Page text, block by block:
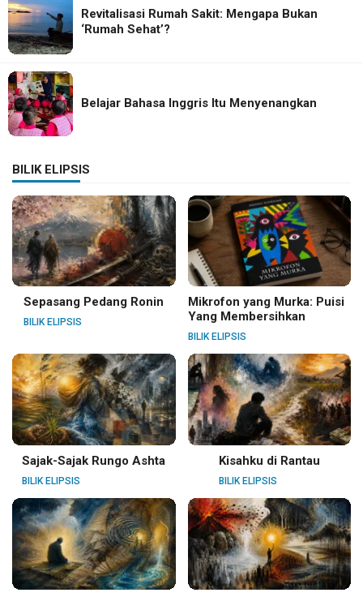
Revitalisasi Rumah Sakit: Mengapa Bukan
‘Rumah Sehat’?
Belajar Bahasa Inggris Itu Menyenangkan
BILIK ELIPSIS
Sepasang Pedang Ronin
BILIK ELIPSIS
Mikrofon yang Murka: Puisi
Yang Membersihkan
BILIK ELIPSIS
Sajak-Sajak Rungo Ashta
BILIK ELIPSIS
Kisahku di Rantau
BILIK ELIPSIS